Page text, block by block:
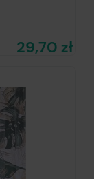
29,70 zł